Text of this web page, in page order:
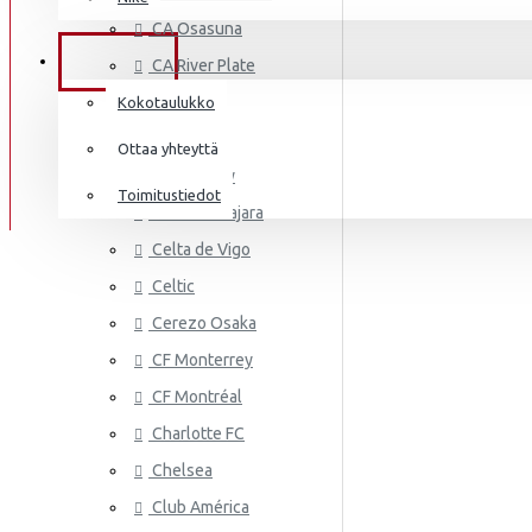
Italia
Mali
Meksiko
Marokko
Uusi-Seelanti
Nigeria
Frenkie de Jong
Mbappé
Donnarumma
A.Becker
Haaland
TIEDOT
Kokotaulukko
Ottaa yhteyttä
Toimitustiedot
CA Osasuna
CA River Plate
Cádiz CF
Cagliari
Cardiff City
CD Guadalajara
Celta de Vigo
Celtic
Cerezo Osaka
CF Monterrey
CF Montréal
Charlotte FC
Chelsea
Club América